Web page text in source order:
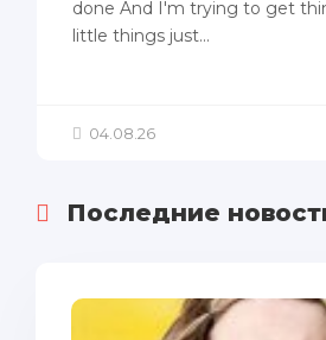
done And I'm trying to get
little things just...
04.08.26
Последние